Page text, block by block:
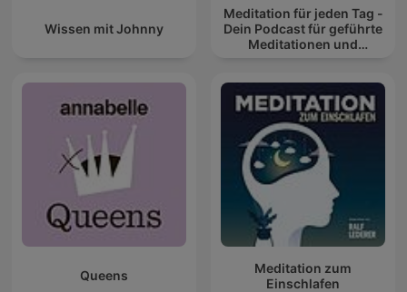
Wissen mit Johnny
Meditation für jeden Tag -
Dein Podcast für geführte
Meditationen und
Queens
Meditation zum
Einschlafen